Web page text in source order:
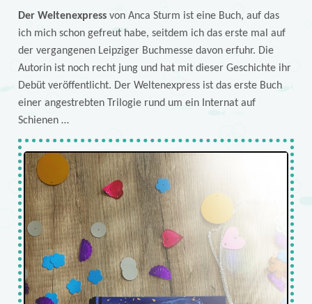
Der Weltenexpressvon Anca Sturm ist eine Buch, auf das
ich mich schon gefreut habe, seitdem ich das erste mal auf
der vergangenen Leipziger Buchmesse davon erfuhr. Die
Autorin ist noch recht jung und hat mit dieser Geschichte ihr
Debüt veröffentlicht. Der Weltenexpress ist das erste Buch
einer angestrebten Trilogie rund um ein Internat auf
Schienen …